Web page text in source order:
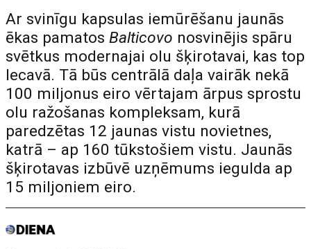
Ar svinīgu kapsulas iemūrēšanu jaunās
ēkas pamatosBalticovo nosvinējis spāru
svētkus modernajai olu šķirotavai, kas top
Iecavā. Tā būs centrālā daļa vairāk nekā
100 miljonus eiro vērtajam ārpus sprostu
olu ražošanas kompleksam, kurā
paredzētas 12 jaunas vistu novietnes,
katrā – ap 160 tūkstošiem vistu. Jaunās
šķirotavas izbūvē uzņēmums iegulda ap
15 miljoniem eiro.